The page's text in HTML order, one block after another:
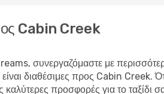
Cabin Creek
συνεργαζόμαστε με
διαθέσιμες προς Cabin
καλύτερες προσφορές για το